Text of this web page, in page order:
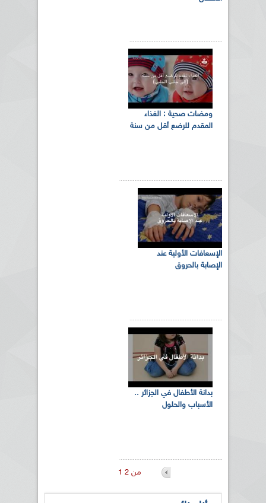
ومضات صحية : الغذاء
المقدم للرضع أقل من سنة
الإسعافات الأولية عند
الإصابة بالحروق
بدانة الأطفال في الجزائر ..
الأسباب والحلول
1 من 2